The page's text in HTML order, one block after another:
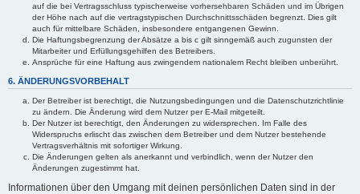
auf die bei Vertragsschluss typischerweise vorhersehbaren Schäden und im Übrigen
der Höhe nach auf die vertragstypischen Durchschnittsschäden begrenzt. Dies gilt
auch für mittelbare Schäden, insbesondere entgangenen Gewinn.
Die Haftungsbegrenzung der Absätze a bis c gilt sinngemäß auch zugunsten der
Mitarbeiter und Erfüllungsgehilfen des Betreibers.
Ansprüche für eine Haftung aus zwingendem nationalem Recht bleiben unberührt.
6. ÄNDERUNGSVORBEHALT
Der Betreiber ist berechtigt, die Nutzungsbedingungen und die Datenschutzrichtlinie
zu ändern. Die Änderung wird dem Nutzer per E-Mail mitgeteilt.
Der Nutzer ist berechtigt, den Änderungen zu widersprechen. Im Falle des
Widerspruchs erlischt das zwischen dem Betreiber und dem Nutzer bestehende
Vertragsverhältnis mit sofortiger Wirkung.
Die Änderungen gelten als anerkannt und verbindlich, wenn der Nutzer den
Änderungen zugestimmt hat.
Informationen über den Umgang mit deinen persönlichen Daten sind in der